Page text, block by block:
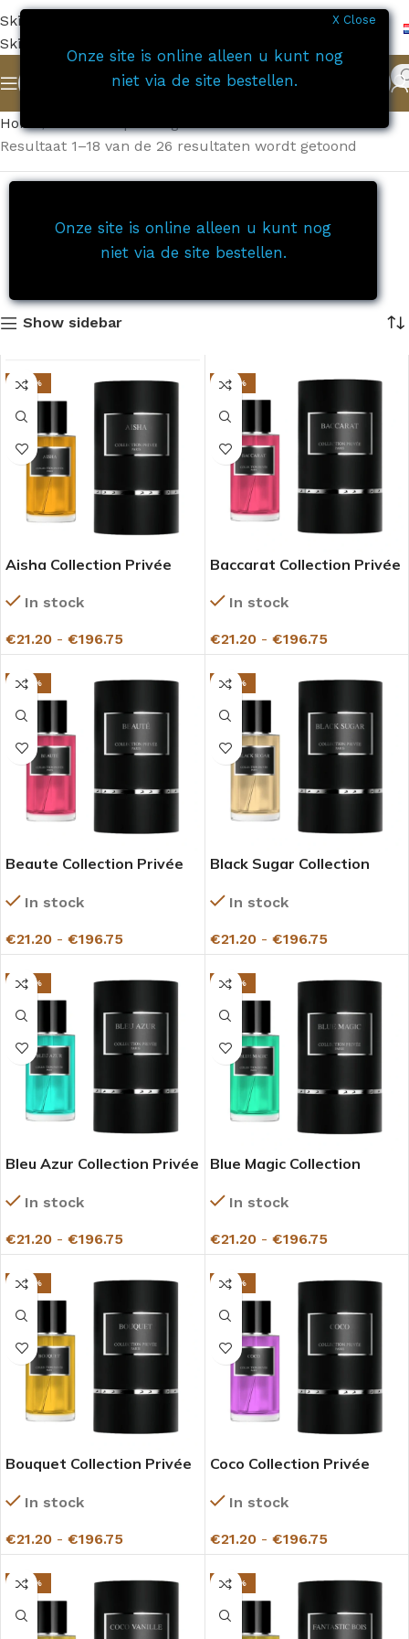
Skip to navigation
Skip to main content
Home
Resultaat 1–18 van de 26 resultaten wordt getoond
Onze site is online alleen u kunt nog
niet via de site bestellen.
Show sidebar
-27%
Aisha Collection Privée
In stock
€21.20 - €196.75
-27%
Baccarat Collection Privée
In stock
€21.20 - €196.75
-27%
Beaute Collection Privée
In stock
€21.20 - €196.75
-27%
Black Sugar Collection
In stock
€21.20 - €196.75
-27%
Bleu Azur Collection Privée
In stock
€21.20 - €196.75
-27%
Blue Magic Collection
In stock
€21.20 - €196.75
-27%
Bouquet Collection Privée
In stock
€21.20 - €196.75
-27%
Coco Collection Privée
In stock
€21.20 - €196.75
-27% -27%
X Close
Onze site is online alleen u kunt nog
niet via de site bestellen.